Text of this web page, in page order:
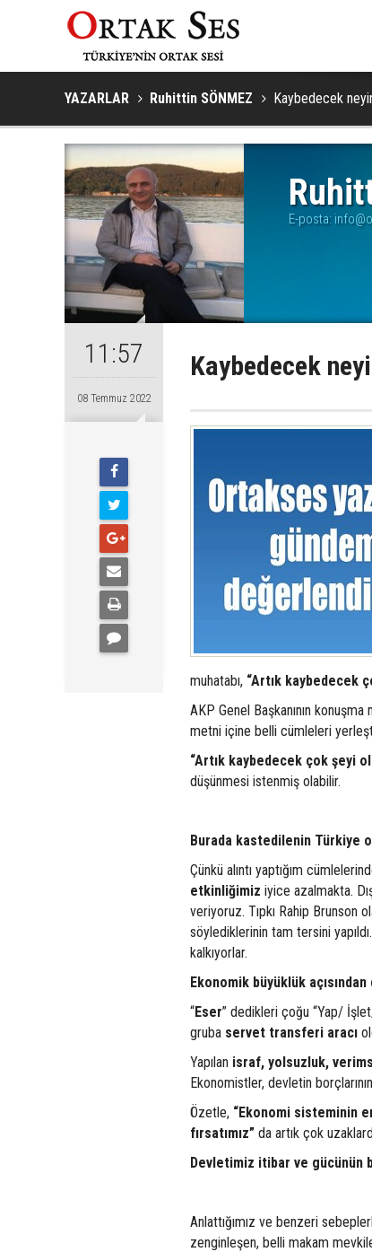
YAZARLAR Ruhittin SÖNMEZ Kaybedecek
E-posta:
11:57
08 Temmuz 2022
Kaybedecek
muhatabı, “Artık kaybedecek
AKP Genel Başkanının
metni içine belli cümleleri
“Artık kaybedecek çok şeyi
düşünmesi istenmiş olabilir.
Burada kastedilenin Türkiye
Çünkü alıntı yaptığım
etkinliğimiz iyice azalmakta.
veriyoruz. Tıpkı Rahip Brunson
söylediklerinin tam tersini
kalkıyorlar.
Ekonomik büyüklük
“Eser” dedikleri çoğu “Yap/
gruba servet transferi aracı
Yapılan israf, yolsuzluk,
Ekonomistler, devletin
Özetle, “Ekonomi sisteminin
fırsatımız” da artık çok
Devletimiz itibar ve gücünün
Anlattığımız ve benzeri
zenginleşen, belli makam